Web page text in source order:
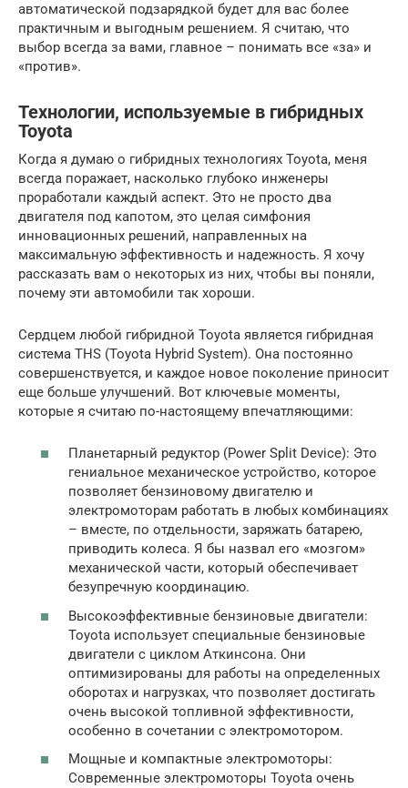
автоматической подзарядкой будет для вас более
практичным и выгодным решением. Я считаю, что
выбор всегда за вами, главное – понимать все «за» и
«против».
Технологии, используемые в гибридных
Toyota
Когда я думаю о гибридных технологиях Toyota, меня
всегда поражает, насколько глубоко инженеры
проработали каждый аспект. Это не просто два
двигателя под капотом, это целая симфония
инновационных решений, направленных на
максимальную эффективность и надежность. Я хочу
рассказать вам о некоторых из них, чтобы вы поняли,
почему эти автомобили так хороши.
Сердцем любой гибридной Toyota является гибридная
система THS (Toyota Hybrid System). Она постоянно
совершенствуется, и каждое новое поколение приносит
еще больше улучшений. Вот ключевые моменты,
которые я считаю по-настоящему впечатляющими:
Планетарный редуктор (Power Split Device): Это
гениальное механическое устройство, которое
позволяет бензиновому двигателю и
электромоторам работать в любых комбинациях
– вместе, по отдельности, заряжать батарею,
приводить колеса. Я бы назвал его «мозгом»
механической части, который обеспечивает
безупречную координацию.
Высокоэффективные бензиновые двигатели:
Toyota использует специальные бензиновые
двигатели с циклом Аткинсона. Они
оптимизированы для работы на определенных
оборотах и нагрузках, что позволяет достигать
очень высокой топливной эффективности,
особенно в сочетании с электромотором.
Мощные и компактные электромоторы:
Современные электромоторы Toyota очень